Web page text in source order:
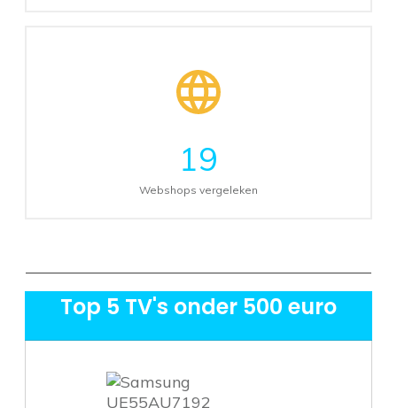
19
Webshops vergeleken
Top 5 TV's onder 500 euro